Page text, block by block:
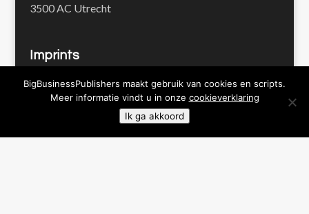
3500 AC Utrecht
Imprints
BigBusinessPublishers
Pienter Publishers
Werk en Waarde
BigBusinessPublishers maakt gebruik van cookies en scripts.
Meer informatie vindt u in onze cookieverklaring
Ik ga akkoord